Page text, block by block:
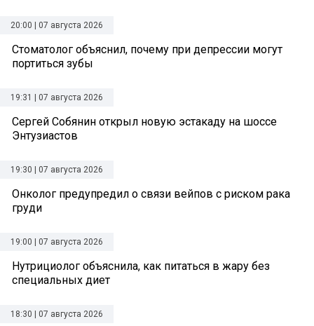
20:00 | 07 августа 2026
Стоматолог объяснил, почему при депрессии могут
портиться зубы
19:31 | 07 августа 2026
Сергей Собянин открыл новую эстакаду на шоссе
Энтузиастов
19:30 | 07 августа 2026
Онколог предупредил о связи вейпов с риском рака
груди
19:00 | 07 августа 2026
Нутрициолог объяснила, как питаться в жару без
специальных диет
18:30 | 07 августа 2026